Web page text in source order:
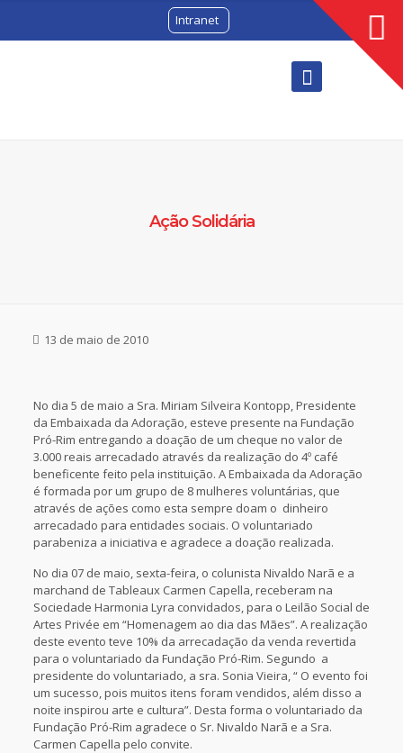
Intranet
Ação Solidária
13 de maio de 2010
No dia 5 de maio a Sra. Miriam Silveira Kontopp, Presidente
da Embaixada da Adoração, esteve presente na Fundação
Pró-Rim entregando a doação de um cheque no valor de
3.000 reais arrecadado através da realização do 4º café
beneficente feito pela instituição. A Embaixada da Adoração
é formada por um grupo de 8 mulheres voluntárias, que
através de ações como esta sempre doam o dinheiro
arrecadado para entidades sociais. O voluntariado
parabeniza a iniciativa e agradece a doação realizada.
No dia 07 de maio, sexta-feira, o colunista Nivaldo Narã e a
marchand de Tableaux Carmen Capella, receberam na
Sociedade Harmonia Lyra convidados, para o Leilão Social de
Artes Privée em “Homenagem ao dia das Mães”. A realização
deste evento teve 10% da arrecadação da venda revertida
para o voluntariado da Fundação Pró-Rim. Segundo a
presidente do voluntariado, a sra. Sonia Vieira, “ O evento foi
um sucesso, pois muitos itens foram vendidos, além disso a
noite inspirou arte e cultura”. Desta forma o voluntariado da
Fundação Pró-Rim agradece o Sr. Nivaldo Narã e a Sra.
Carmen Capella pelo convite.